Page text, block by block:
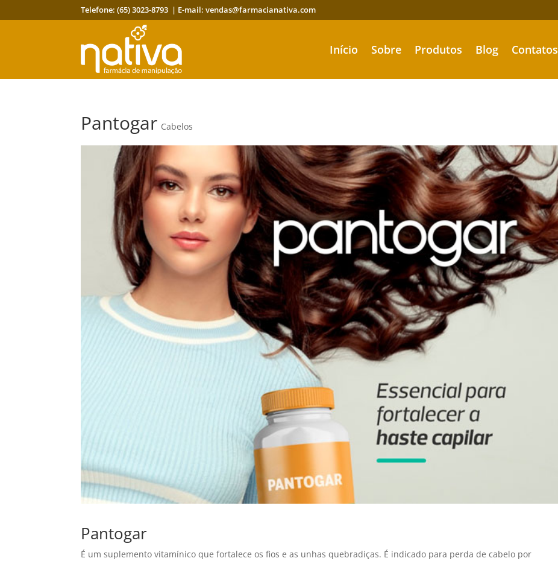
Telefone: (65) 3023-8793 | E-mail:vendas@farmacianativa.com
Início Sobre Produtos Blog Contatos
Pantogar Cabelos
Pantogar
É um suplemento vitamínico que fortalece os fios e as unhas quebradiças. É indicado para perda de cabelo por